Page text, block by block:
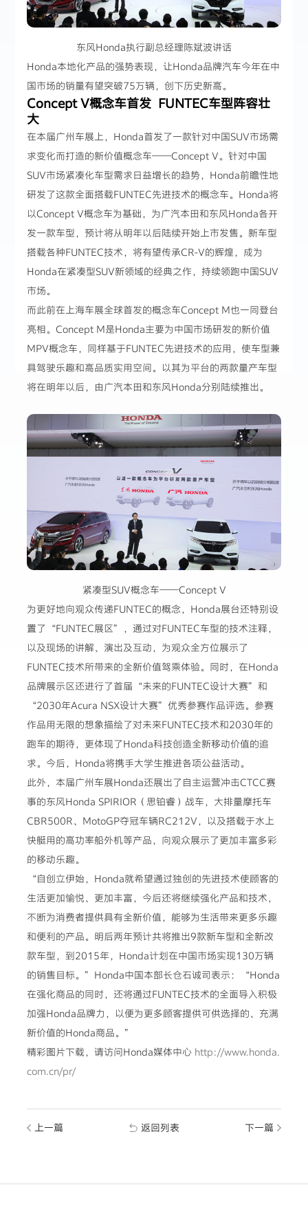
东风Honda执行副总经理陈斌波讲话
Honda本地化产品的强势表现，让Honda品牌汽车今年在中
国市场的销量有望突破75万辆，创下历史新高。
Concept V概念车首发 FUNTEC车型阵容壮
大
在本届广州车展上，Honda首发了一款针对中国SUV市场需
求变化而打造的新价值概念车——Concept V。针对中国
SUV市场紧凑化车型需求日益增长的趋势，Honda前瞻性地
研发了这款全面搭载FUNTEC先进技术的概念车。Honda将
以Concept V概念车为基础，为广汽本田和东风Honda各开
发一款车型，预计将从明年以后陆续开始上市发售。新车型
搭载各种FUNTEC技术，将有望传承CR-V的辉煌，成为
Honda在紧凑型SUV新领域的经典之作，持续领跑中国SUV
市场。
而此前在上海车展全球首发的概念车Concept M也一同登台
亮相。Concept M是Honda主要为中国市场研发的新价值
MPV概念车，同样基于FUNTEC先进技术的应用，使车型兼
具驾驶乐趣和高品质实用空间。以其为平台的两款量产车型
将在明年以后，由广汽本田和东风Honda分别陆续推出。
紧凑型SUV概念车——Concept V
为更好地向观众传递FUNTEC的概念，Honda展台还特别设
置了“FUNTEC展区”，通过对FUNTEC车型的技术注释，
以及现场的讲解、演出及互动，为观众全方位展示了
FUNTEC技术所带来的全新价值驾乘体验。同时，在Honda
品牌展示区还进行了首届“未来的FUNTEC设计大赛”和
“2030年Acura NSX设计大赛”优秀参赛作品评选。参赛
作品用无限的想象描绘了对未来FUNTEC技术和2030年的
跑车的期待，更体现了Honda科技创造全新移动价值的追
求。今后，Honda将携手大学生推进各项公益活动。
此外，本届广州车展Honda还展出了自主运营冲击CTCC赛
事的东风Honda SPIRIOR（思铂睿）战车，大排量摩托车
CBR500R、MotoGP夺冠车辆RC212V，以及搭载于水上
快艇用的高功率船外机等产品，向观众展示了更加丰富多彩
的移动乐趣。
“自创立伊始，Honda就希望通过独创的先进技术使顾客的
生活更加愉悦、更加丰富，今后还将继续强化产品和技术，
不断为消费者提供具有全新价值，能够为生活带来更多乐趣
和便利的产品。明后两年预计共将推出9款新车型和全新改
款车型，到2015年，Honda计划在中国市场实现130万辆
的销售目标。”Honda中国本部长仓石诚司表示：“Honda
在强化商品的同时，还将通过FUNTEC技术的全面导入积极
加强Honda品牌力，以便为更多顾客提供可供选择的、充满
新价值的Honda商品。”
精彩图片下载，请访问Honda媒体中心 http://www.honda.
com.cn/pr/
上一篇 返回列表 下一篇